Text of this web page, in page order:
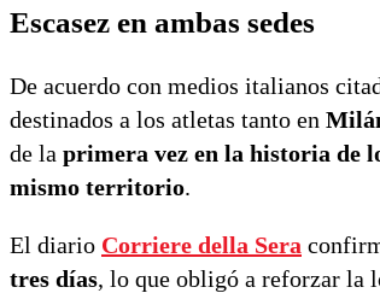
Escasez en ambas sedes
De acuerdo con medios italianos
destinados a los atletas tanto en
de la primera vez en la historia de
mismo territorio.
El diario Corriere della Sera
tres días, lo que obligó a reforzar la